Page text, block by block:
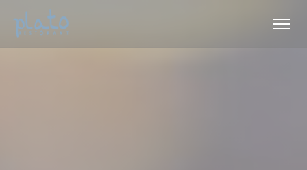
Πίνακας διαχείρισης "Μπισκότων" (Cookies)